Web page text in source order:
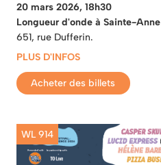
20 mars 2026, 18h30
Longueur d'onde à Sainte-Anne
651, rue Dufferin.
PLUS D'INFOS
Acheter des billets
WL 914